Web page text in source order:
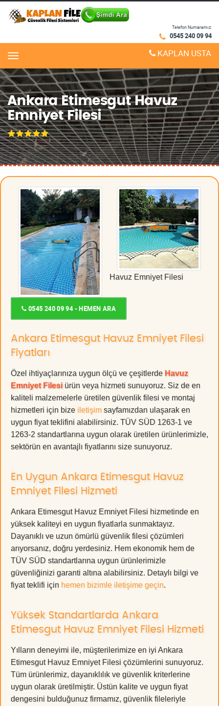
Telefon Numaramız:
0545 240 09 94
Menu KAPLAN USTA
Ankara Etimesgut Havuz
Emniyet Filesi
Havuz Emniyet Filesi
0545 240 09 94 - HEMEN ARA
Ankara Etimesgut Havuz Emniyet Filesi
Fiyatları
Özel ihtiyaçlarınıza uygun ölçü ve çeşitlerde Havuz
Emniyet Filesi ürün veya hizmeti sunuyoruz. Siz de en
kaliteli malzemelerle üretilen güvenlik filesi ve montaj
hizmetleri için bize iletişim sayfamızdan ulaşarak en
uygun fiyat teklifini alabilirsiniz. TÜV SÜD 1263-1 ve
1263-2 standartlarına uygun olarak üretilen ürünlerimizle,
sektörün en avantajlı fiyatlarını size sunuyoruz.
En Uygun Ankara Etimesgut Havuz
Emniyet Filesi Hizmeti
Ankara Etimesgut Havuz Emniyet Filesi hizmetinde en
yüksek kaliteyi en uygun fiyatlarla sunmaktayız.
Dayanıklı ve uzun ömürlü güvenlik filesi çözümleri
arıyorsanız, doğru yerdesiniz. Hem ekonomik hem de
TÜV SÜD standartlarına uygun ürünlerimizle
güvenliğinizi garanti altına alabilirsiniz. Detaylı bilgi ve
fiyat teklifi için hemen bizimle iletişime geçin.
Yüksek Standartlarda Ankara
Etimesgut Havuz Emniyet Filesi Hizmeti
Yılların deneyimi ile, müşterilerimize en iyi Ankara
Etimesgut Havuz Emniyet Filesi çözümlerini sunuyoruz.
Tüm ürünlerimiz, dayanıklılık ve güvenlik kriterlerine
uygun olarak üretilmiştir. Üstün kalite ve uygun fiyat
dengesini bulduğunuz firmamız, güvenlik fileleriyle